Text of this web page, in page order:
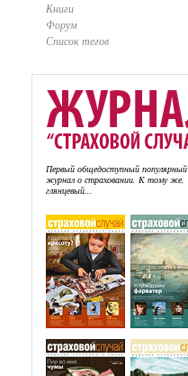
Книги
Форум
Список тегов
Первый общедоступный популярный
журнал о страховании. К тому же,
глянцевый...